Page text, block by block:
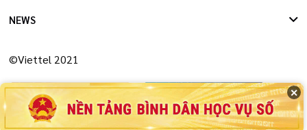
✕
NEWS
©Viettel 2021